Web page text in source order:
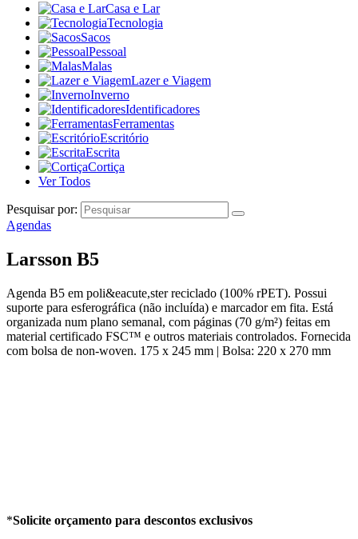
Casa e Lar
Tecnologia
Sacos
Pessoal
Malas
Lazer e Viagem
Inverno
Identificadores
Ferramentas
Escritório
Escrita
Cortiça
Ver Todos
Pesquisar por:
Agendas
Larsson B5
Agenda B5 em poli&eacute,ster reciclado (100% rPET). Possui
suporte para esferográfica (não incluída) e marcador em fita. Está
organizada num plano semanal, com páginas (70 g/m²) feitas em
material certificado FSC™ e outros materiais controlados. Fornecida
com bolsa de non-woven. 175 x 245 mm | Bolsa: 220 x 270 mm
*Solicite orçamento para descontos exclusivos